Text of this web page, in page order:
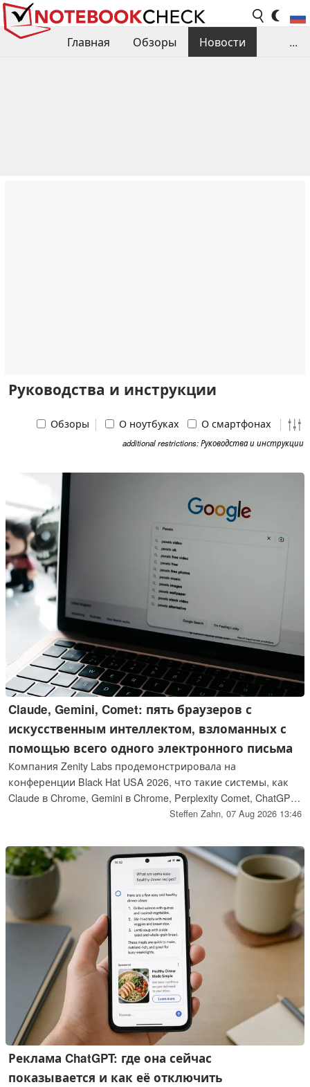
Главная Обзоры
Новости
...
Руководства и инструкции
Обзоры О ноутбуках О смартфонах
additional restrictions: Руководства и инструкции
Claude, Gemini, Comet: пять браузеров с
искусственным интеллектом, взломанных с
помощью всего одного электронного письма
Компания Zenity Labs продемонстрировала на
конференции Black Hat USA 2026, что такие системы, как
Claude в Chrome, Gemini в Chrome, Perplexity Comet, ChatGPT
Atlas и Copilot Edge, могут быть использованы против
контента. Достаточно одного электронного письма,
приглашения в календаре или ссылки под постом в
социальной сети, при этом жертва даже не нажимает ни
на что. Ниже описано, как именно осуществлялись эти
атаки и как обеспечить безопасность вашего агента.
Steffen Zahn, 07 Aug 2026 13:46
Реклама ChatGPT: где она сейчас
показывается и как её отключить